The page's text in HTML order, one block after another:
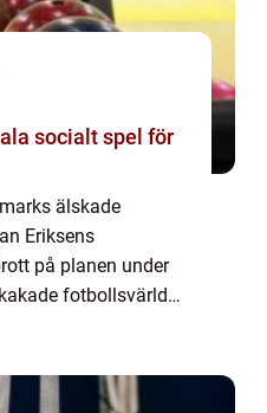
för
älskade
Eriksens
på planen under
fotbollsvärlden